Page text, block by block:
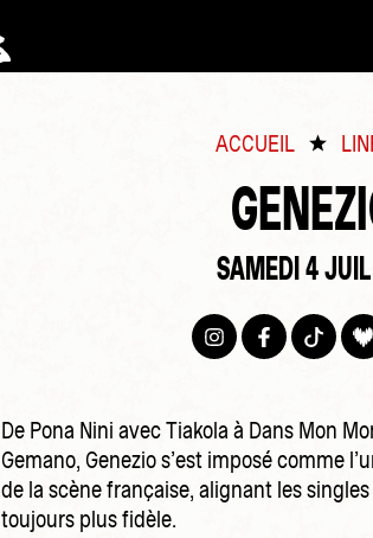
ACCUEIL
SAMEDI 4
De Pona Nini avec Tiakola à Dans Mon
Gemano, Genezio s’est imposé comme
de la scène française, alignant les
toujours plus fidèle.